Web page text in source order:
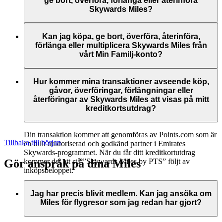
Du kan överföra minst 1 000 Skywards Miles och högst
50 000 Skywards Miles per kalenderår.
Besök denna sidaför mer information.
med dagen för återinförandet.
Återinförande av Skywards Miles erbjuds till ett lägre pris än
vårt vanliga Köp Miles-erbjudande.
Du kan återinföra minst 1 000 Skywards Miles och högst
50 000 Skywards Miles per kalenderår.
Skywards Miles?
Betalning för transaktioner som avser köp, gåvor, överföring,
förlängning och återföring av Skywards Miles kan göras med
vanliga betalkort och kreditkort. Betalning kan inte göras
Kan jag köpa, ge bort, överföra, återinföra,
förlänga eller multiplicera Skywards Miles från
vårt Min Familj-konto?
Dessa tjänster är för närvarande endast tillgängliga för
medlemmar som använder sitt individuella Emirates
Skywards-konto. Tyvärr så gäller de inte för Mitt
familjeprogram-kontot. Det innebär att extra Skywards Miles
inte kan köpas till Min Familj-konton och inte heller kan ges
Hur kommer mina transaktioner avseende köp,
gåvor, överföringar, förlängningar eller
återföringar av Skywards Miles att visas på mitt
kreditkortsutdrag?
Din transaktion kommer att genomföras av Points.com som är
en fullt auktoriserad och godkänd partner i Emirates
Skywards-programmet. När du får ditt kreditkortutdrag
kommer det att stå ”Skywards Miles by PTS” följt av
inköpsbeloppet.
Tillbaka till början
Gör anspråk på dina Miles
Jag har precis blivit medlem. Kan jag ansöka om
Miles för flygresor som jag redan har gjort?